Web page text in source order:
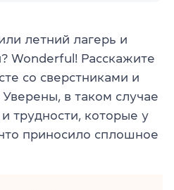
летний лагерь и
Wonderful! Расскажите
со сверстниками и
в таком случае
трудности, которые у
приносило сплошное